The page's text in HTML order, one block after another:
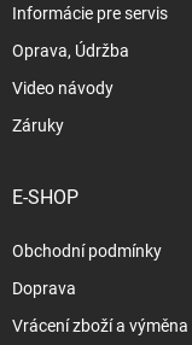
Informácie pre servis
Oprava, Údržba
Video návody
Záruky
E-SHOP
Obchodní podmínky
Doprava
Vrácení zboží a výměna